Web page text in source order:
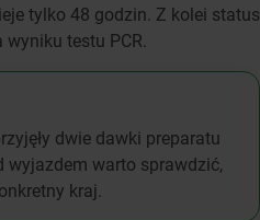
tylko 48 godzin. Z kolei status
testu PCR.
dwie dawki preparatu
wyjazdem warto sprawdzić,
kraj.